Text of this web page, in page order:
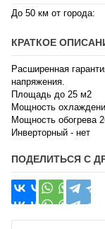
До 50 км от города:
КРАТКОЕ
Расширенная
напряжения.
Площадь до 25 м2
Мощность
Мощность обогрева
Инверторный - нет
ПОДЕЛИТЬСЯ С